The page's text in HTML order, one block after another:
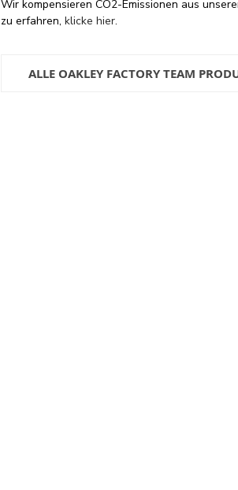
Wir kompensieren CO2-Emissionen aus
zu erfahren,klicke hier.
ALLE OAKLEY FACTORY TEAM